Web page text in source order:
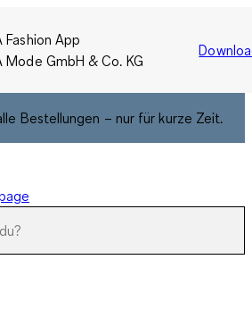
Fashion App
Mode GmbH & Co. KG
Bestellungen – nur für kurze Zeit.